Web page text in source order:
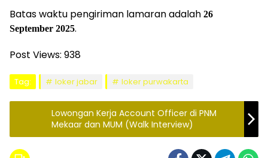
Batas waktu pengiriman lamaran adalah 26
September 2025.
Post Views: 938
Tag: loker jabar loker purwakarta
Lowongan Kerja Account Officer di PNM
Mekaar dan MUM (Walk Interview)